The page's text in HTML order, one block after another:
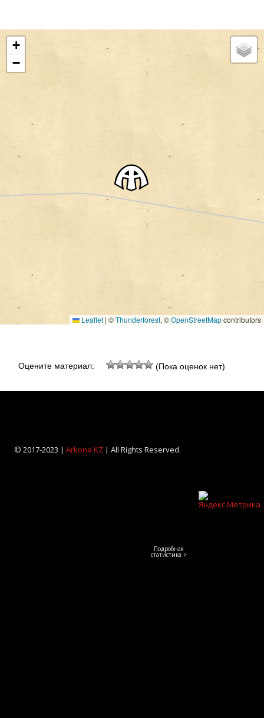
+
−
Leaflet | ©Thunderforest, ©OpenStreetMapcontributors
Оцените материал: (Пока оценок нет)
© 2017-2023 | Arkona KZ| All Rights Reserved.
Подробная
статистика >